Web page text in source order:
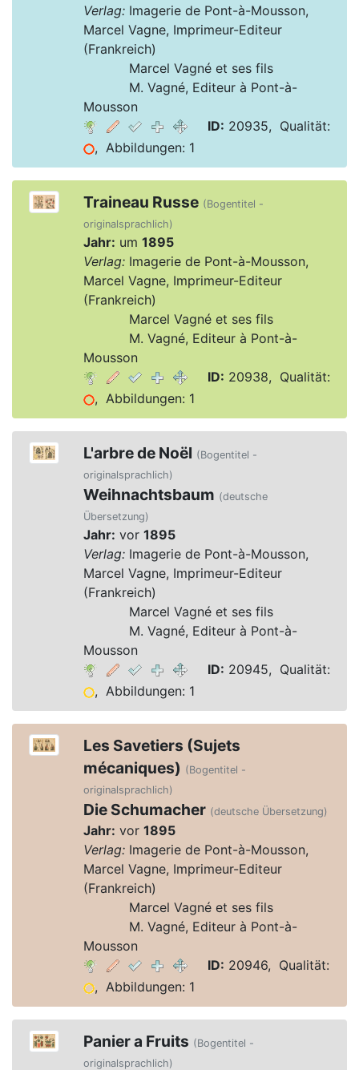
Verlag:Imagerie de Pont-à-Mousson,
Marcel Vagne, Imprimeur-Editeur
(Frankreich)
Marcel Vagné et ses fils
M. Vagné, Editeur à Pont-à-
Mousson
ID: 20935, Qualität:
, Abbildungen: 1
Traineau Russe (Bogentitel -
originalsprachlich)
Jahr: um 1895
Verlag:Imagerie de Pont-à-Mousson,
Marcel Vagne, Imprimeur-Editeur
(Frankreich)
Marcel Vagné et ses fils
M. Vagné, Editeur à Pont-à-
Mousson
ID: 20938, Qualität:
, Abbildungen: 1
L'arbre de Noël (Bogentitel -
originalsprachlich)
Weihnachtsbaum (deutsche
Übersetzung)
Jahr: vor 1895
Verlag:Imagerie de Pont-à-Mousson,
Marcel Vagne, Imprimeur-Editeur
(Frankreich)
Marcel Vagné et ses fils
M. Vagné, Editeur à Pont-à-
Mousson
ID: 20945, Qualität:
, Abbildungen: 1
Les Savetiers (Sujets
mécaniques) (Bogentitel -
originalsprachlich)
Die Schumacher (deutsche Übersetzung)
Jahr: vor 1895
Verlag:Imagerie de Pont-à-Mousson,
Marcel Vagne, Imprimeur-Editeur
(Frankreich)
Marcel Vagné et ses fils
M. Vagné, Editeur à Pont-à-
Mousson
ID: 20946, Qualität:
, Abbildungen: 1
Panier a Fruits (Bogentitel -
originalsprachlich)